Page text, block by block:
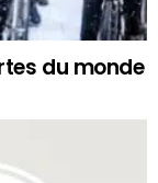
du monde